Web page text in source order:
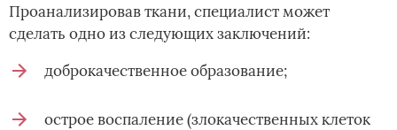
Проанализировав ткани, специалист может
сделать одно из следующих заключений:
доброкачественное образование;
острое воспаление (злокачественных клеток